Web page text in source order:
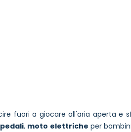
fuori a giocare all'aria aperta e
, moto elettriche per